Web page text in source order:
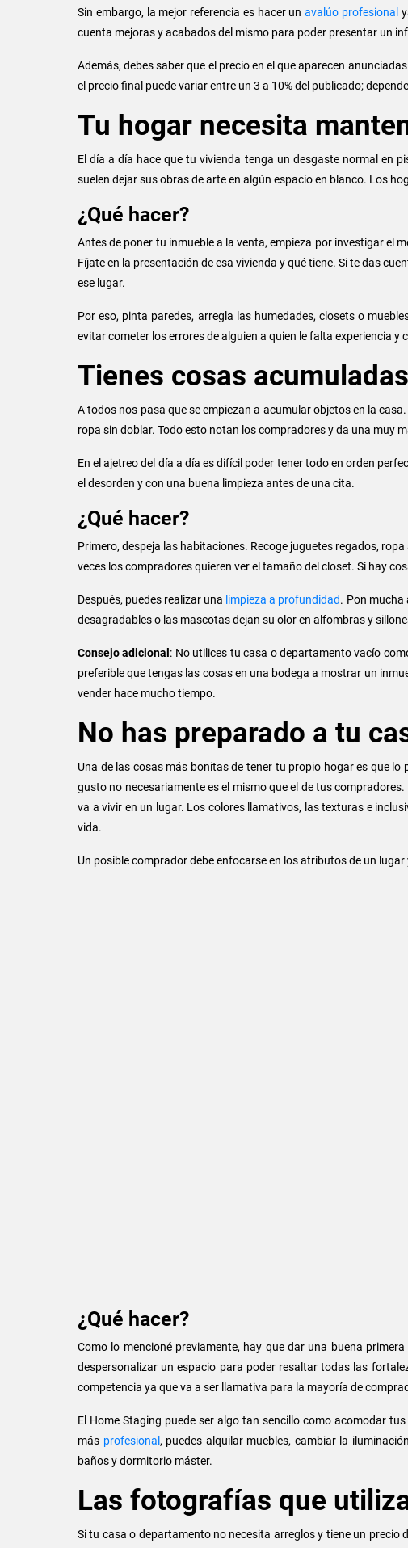
Sin embargo, la mejor referencia es hacer unavalúo profesional
cuenta mejoras y acabados del mismo para poder presentar un
Además, debes saber que el precio en el que aparecen
el precio final puede variar entre un 3 a 10% del publicado;
Tu hogar necesita
El día a día hace que tu vivienda tenga un desgaste normal en
suelen dejar sus obras de arte en algún espacio en blanco. Los
¿Qué hacer?
Antes de poner tu inmueble a la venta, empieza por investigar el
Fíjate en la presentación de esa vivienda y qué tiene. Si te das
ese lugar.
Por eso, pinta paredes, arregla las humedades, closets o
evitar cometer los errores de alguien a quien le falta experiencia y
Tienes cosas
A todos nos pasa que se empiezan a acumular objetos en la
ropa sin doblar. Todo esto notan los compradores y da una muy
En el ajetreo del día a día es difícil poder tener todo en orden
el desorden y con una buena limpieza antes de una cita.
¿Qué hacer?
Primero, despeja las habitaciones. Recoge juguetes regados,
veces los compradores quieren ver el tamaño del closet. Si hay
Después, puedes realizar una limpieza a profundidad. Pon mucha
desagradables o las mascotas dejan su olor en alfombras y
Consejo adicional : No utilices tu casa o departamento vacío
preferible que tengas las cosas en una bodega a mostrar un
vender hace mucho tiempo.
No has preparado a tu
Una de las cosas más bonitas de tener tu propio hogar es que
gusto no necesariamente es el mismo que el de tus
va a vivir en un lugar. Los colores llamativos, las texturas e
vida.
Un posible comprador debe enfocarse en los atributos de un lugar
¿Qué hacer?
Como lo mencioné previamente, hay que dar una buena
despersonalizar un espacio para poder resaltar todas las
competencia ya que va a ser llamativa para la mayoría de
El Home Staging puede ser algo tan sencillo como acomodar
más profesional , puedes alquilar muebles, cambiar la
baños y dormitorio máster.
Las fotografías que
Si tu casa o departamento no necesita arreglos y tiene un